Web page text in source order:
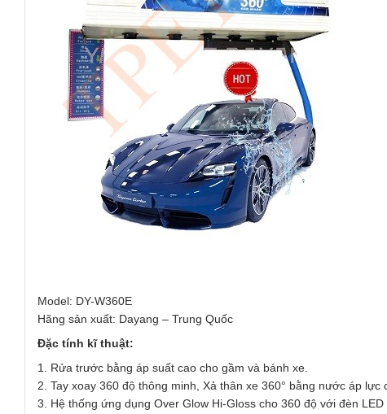
Model: DY-W360E
Hãng sản xuất: Dayang – Trung Quốc
Đặc tính kĩ thuật:
1. Rửa trước bằng áp suất cao cho gầm và bánh xe.
2. Tay xoay 360 độ thông minh, Xả thân xe 360° bằng nước áp
3. Hệ thống ứng dụng Over Glow Hi-Gloss cho 360 độ với đèn